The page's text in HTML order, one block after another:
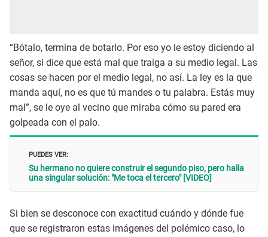
“Bótalo, termina de botarlo. Por eso yo le estoy diciendo al
señor, si dice que está mal que traiga a su medio legal. Las
cosas se hacen por el medio legal, no así. La ley es la que
manda aquí, no es que tú mandes o tu palabra. Estás muy
mal”, se le oye al vecino que miraba cómo su pared era
golpeada con el palo.
PUEDES VER:
Su hermano no quiere construir el segundo piso, pero halla
una singular solución: "Me toca el tercero" [VIDEO]
Si bien se desconoce con exactitud cuándo y dónde fue
que se registraron estas imágenes del polémico caso, lo